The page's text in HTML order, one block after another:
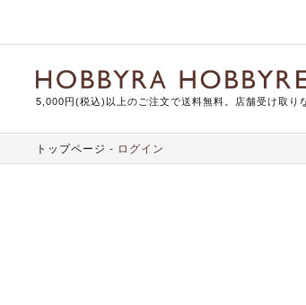
5,000円(税込)以上のご注文で送料無料。店舗受け取り
トップページ ログイン